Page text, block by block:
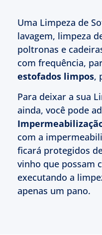
Uma Limpeza de
lavagem, limpeza
poltronas e
com frequência,
estofados limpos,
Para deixar a sua
ainda, você pode
com a
ficará protegidos
vinho que possam
executando a
apenas um pano.